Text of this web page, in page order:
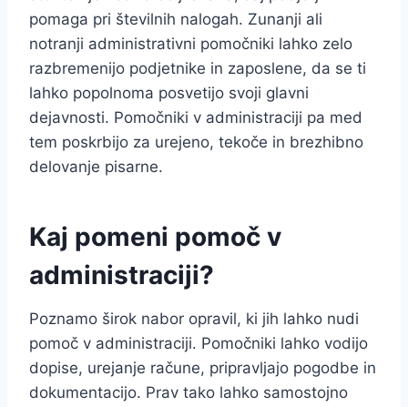
pomaga pri številnih nalogah. Zunanji ali
notranji administrativni pomočniki lahko zelo
razbremenijo podjetnike in zaposlene, da se ti
lahko popolnoma posvetijo svoji glavni
dejavnosti. Pomočniki v administraciji pa med
tem poskrbijo za urejeno, tekoče in brezhibno
delovanje pisarne.
Kaj pomeni pomoč v
administraciji?
Poznamo širok nabor opravil, ki jih lahko nudi
pomoč v administraciji. Pomočniki lahko vodijo
dopise, urejanje račune, pripravljajo pogodbe in
dokumentacijo. Prav tako lahko samostojno